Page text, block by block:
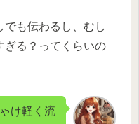
でも伝わるし、むし
ぎる？ってくらいの
け軽く流